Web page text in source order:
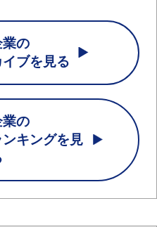
業の
ブを見る
業の
キングを見